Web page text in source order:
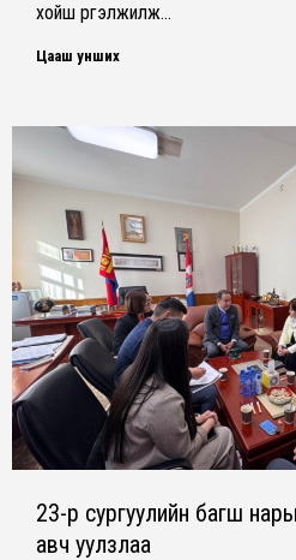
хойш үргэлжилж…
Цааш унших
23-р сургуулийн багш
авч уулзлаа